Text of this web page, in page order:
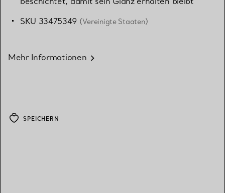
SKU 33475349 (Vereinigte Staaten)
Mehr Informationen
SPEICHERN